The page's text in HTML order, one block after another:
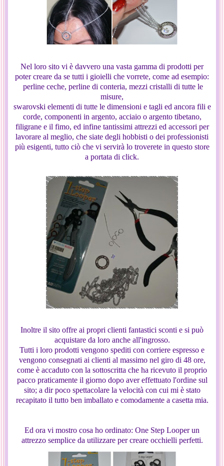
Nel loro sito vi è davvero una vasta gamma di prodotti per
poter creare da se tutti i gioielli che vorrete, come ad esempio:
perline ceche, perline di conteria, mezzi cristalli di tutte le
misure,
swarovski elementi di tutte le dimensioni e tagli ed ancora fili e
corde, componenti in argento, acciaio o argento tibetano,
filigrane e il fimo, ed infine tantissimi attrezzi ed accessori per
lavorare al meglio, che siate degli hobbisti o dei professionisti
più esigenti, tutto ciò che vi servirà lo troverete in questo store
a portata di click.
Inoltre il sito offre ai propri clienti fantastici sconti e si può
acquistare da loro anche all'ingrosso.
Tutti i loro prodotti vengono spediti con corriere espresso e
vengono consegnati ai clienti al massimo nel giro di 48 ore,
come è accaduto con la sottoscritta che ha ricevuto il proprio
pacco praticamente il giorno dopo aver effettuato l'ordine sul
sito; a dir poco spettacolare la velocità con cui mi è stato
recapitato il tutto ben imballato e comodamente a casetta mia.
Ed ora vi mostro cosa ho ordinato: One Step Looper un
attrezzo semplice da utilizzare per creare occhielli perfetti.